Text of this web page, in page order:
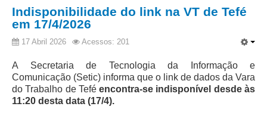
Indisponibilidade do link na VT de Tefé
em 17/4/2026
17 Abril 2026 Acessos: 201
A Secretaria de Tecnologia da Informação e
Comunicação (Setic) informa que o link de dados da Vara
do Trabalho de Teféencontra-se indisponível desde às
11:20 desta data (17/4).